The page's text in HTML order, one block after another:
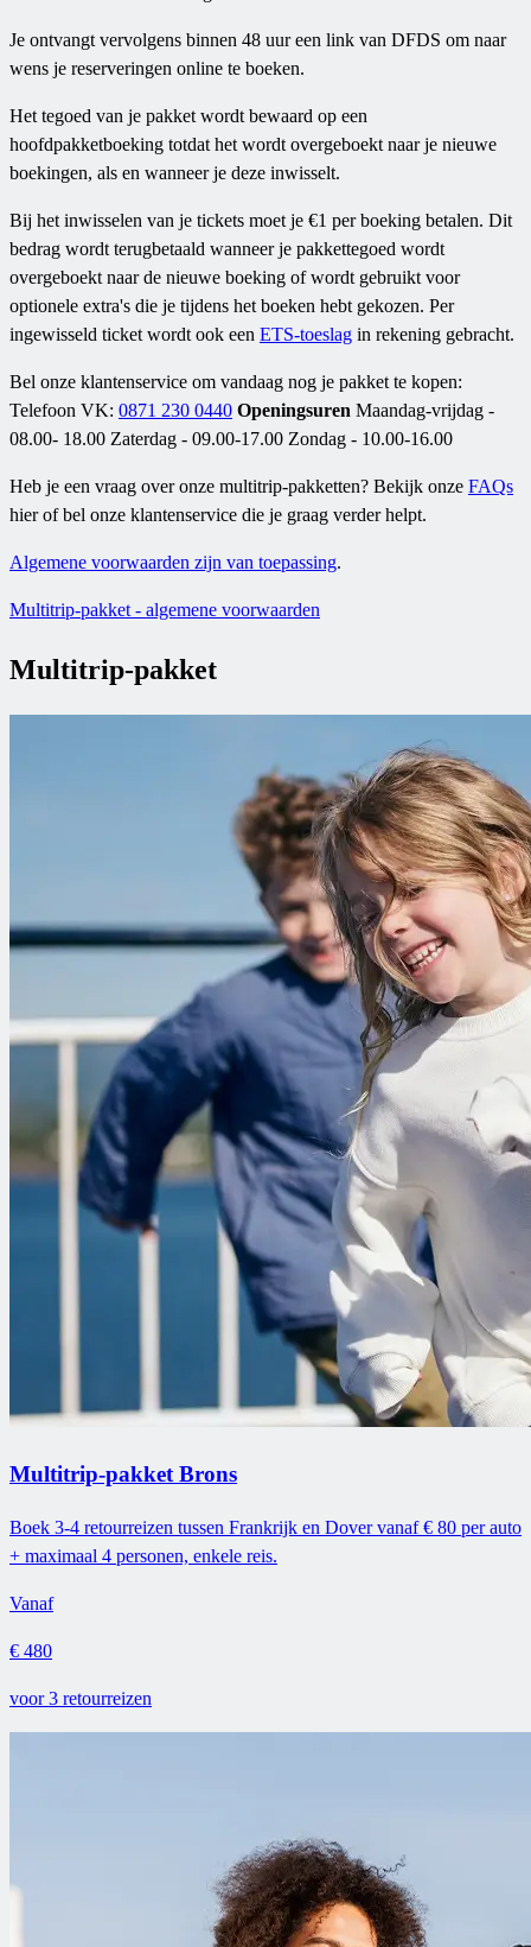
Je ontvangt vervolgens binnen 48 uur een link van DFDS om naar
wens je reserveringen online te boeken.
Het tegoed van je pakket wordt bewaard op een
hoofdpakketboeking totdat het wordt overgeboekt naar je nieuwe
boekingen, als en wanneer je deze inwisselt.
Bij het inwisselen van je tickets moet je €1 per boeking betalen. Dit
bedrag wordt terugbetaald wanneer je pakkettegoed wordt
overgeboekt naar de nieuwe boeking of wordt gebruikt voor
optionele extra's die je tijdens het boeken hebt gekozen. Per
ingewisseld ticket wordt ook een ETS-toeslag in rekening gebracht.
Bel onze klantenservice om vandaag nog je pakket te kopen:
Telefoon VK: 0871 230 0440 Openingsuren Maandag-vrijdag -
08.00- 18.00 Zaterdag - 09.00-17.00 Zondag - 10.00-16.00
Heb je een vraag over onze multitrip-pakketten? Bekijk onze FAQs
hier of bel onze klantenservice die je graag verder helpt.
Algemene voorwaarden zijn van toepassing.
Multitrip-pakket - algemene voorwaarden
Multitrip-pakket
Multitrip-pakket Brons
Boek 3-4 retourreizen tussen Frankrijk en Dover vanaf € 80 per auto
+ maximaal 4 personen, enkele reis.
Vanaf
€ 480
voor 3 retourreizen